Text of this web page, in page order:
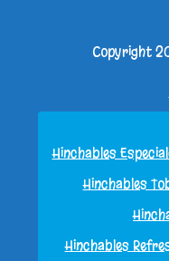
Copyright
Hinchables
Hinchables
Hinchables